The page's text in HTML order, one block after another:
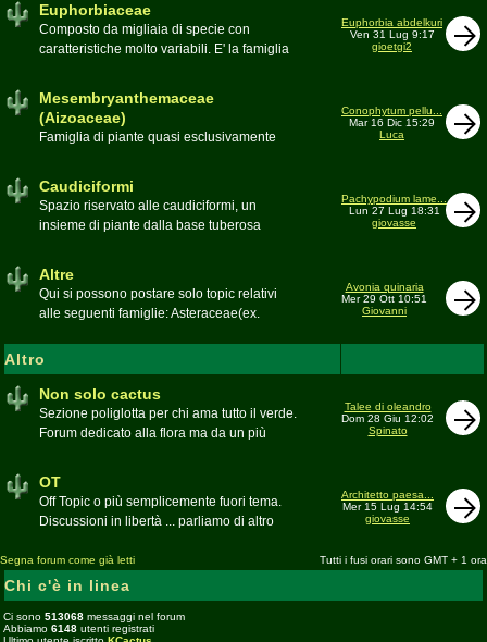
Euphorbiaceae
Composto da migliaia di specie con
caratteristiche molto variabili. E' la famiglia
popolazioni anche nel nostro paese
Moderatorebeppe58
Euphorbia abdelkuri
Ven 31 Lug 9:17
gioetgi2
Mesembryanthemaceae
(Aizoaceae)
Famiglia di piante quasi esclusivamente
appartenenti alla famiglia
Conophytum pellu...
Mar 16 Dic 15:29
Luca
Caudiciformi
Spazio riservato alle caudiciformi, un
insieme di piante dalla base tuberosa
Pachypodium lame...
Lun 27 Lug 18:31
giovasse
Altre
Qui si possono postare solo topic relativi
alle seguenti famiglie: Asteraceae(ex.
Sansevieria; Lamiaceae (ex. Labiatae) gen.
Coleus e Plectranthus; Peperomiaceae gen.
Peperomia (solo specie succulente);
Geraniaceae gen. Pelargonium, Monsonia
Talinum, Portulacaria
Avonia quinaria
Mer 29 Ott 10:51
Giovanni
Altro
Non solo cactus
Sezione poliglotta per chi ama tutto il verde.
Forum dedicato alla flora ma da un più
Talee di oleandro
Dom 28 Giu 12:02
Spinato
OT
Off Topic o più semplicemente fuori tema.
Discussioni in libertà ... parliamo di altro
Architetto paesa...
Mer 15 Lug 14:54
giovasse
Segna forum come già letti Tutti i fusi orari sono GMT + 1 ora
Chi c'è in linea
Ci sono 513068 messaggi nel forum
Abbiamo 6148 utenti registrati